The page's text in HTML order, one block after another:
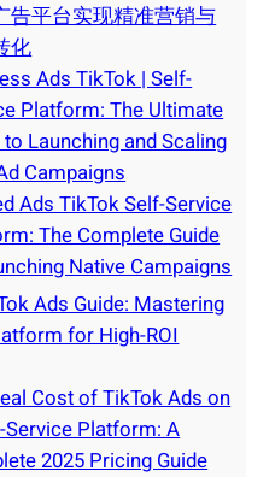
告平台实现精准营销与
化
Ads TikTok | Self-
Platform: The Ultimate
to Launching and Scaling
Campaigns
Ads TikTok Self-Service
The Complete Guide
Native Campaigns
Ads Guide: Mastering
for High-ROI
Cost of TikTok Ads on
Service Platform: A
2025 Pricing Guide